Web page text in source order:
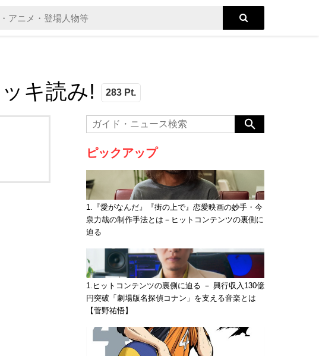
キ読み! 283 Pt.
ピックアップ
1.『愛がなんだ』『街の上で』恋愛映画の妙手・今
泉力哉の制作手法とは－ヒットコンテンツの裏側に
迫る
1.ヒットコンテンツの裏側に迫る － 興行収入130億
円突破「劇場版名探偵コナン」を支える音楽とは
【菅野祐悟】